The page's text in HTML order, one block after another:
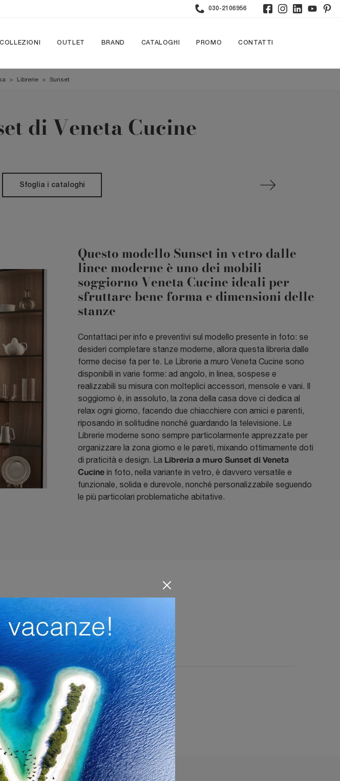
030-2106956
COLLEZIONI OUTLET BRAND CATALOGHI PROMO CONTATTI
> Librerie > Sunset
di Veneta Cucine
Sfoglia i cataloghi
Questo modello Sunset in vetro dalle
linee moderne è uno dei mobili
soggiorno Veneta Cucine ideali per
sfruttare bene forma e dimensioni delle
stanze
Contattaci per info e preventivi sul modello presente in foto: se
desideri completare stanze moderne, allora questa libreria dalle
forme decise fa per te. Le Librerie a muro Veneta Cucine sono
disponibili in varie forme: ad angolo, in linea, sospese e
realizzabili su misura con molteplici accessori, mensole e vani. Il
soggiorno è, in assoluto, la zona della casa dove ci dedica al
relax ogni giorno, facendo due chiacchiere con amici e parenti,
riposando in solitudine nonché guardando la televisione. Le
Librerie moderne sono sempre particolarmente apprezzate per
organizzare la zona giorno e le pareti, mixando ottimamente doti
di praticità e design. La Libreria a muro Sunset di Veneta
Cucine in foto, nella variante in vetro, è davvero versatile e
funzionale, solida e durevole, nonché personalizzabile seguendo
le più particolari problematiche abitative.
I più visti a :
Cremona Mantova Trento
Cucine Cremona